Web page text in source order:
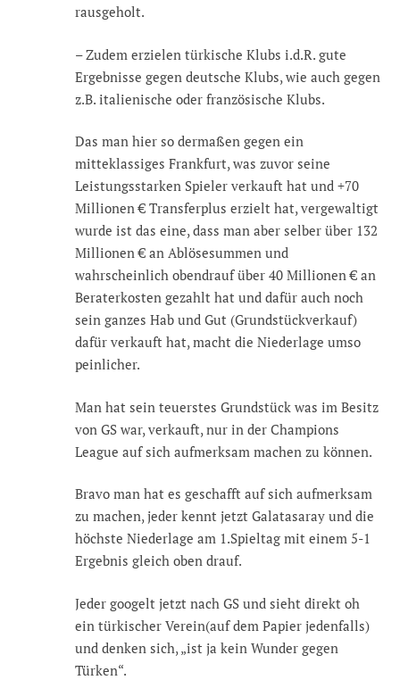
rausgeholt.
– Zudem erzielen türkische Klubs i.d.R. gute
Ergebnisse gegen deutsche Klubs, wie auch gegen
z.B. italienische oder französische Klubs.
Das man hier so dermaßen gegen ein
mitteklassiges Frankfurt, was zuvor seine
Leistungsstarken Spieler verkauft hat und +70
Millionen € Transferplus erzielt hat, vergewaltigt
wurde ist das eine, dass man aber selber über 132
Millionen € an Ablösesummen und
wahrscheinlich obendrauf über 40 Millionen € an
Beraterkosten gezahlt hat und dafür auch noch
sein ganzes Hab und Gut (Grundstückverkauf)
dafür verkauft hat, macht die Niederlage umso
peinlicher.
Man hat sein teuerstes Grundstück was im Besitz
von GS war, verkauft, nur in der Champions
League auf sich aufmerksam machen zu können.
Bravo man hat es geschafft auf sich aufmerksam
zu machen, jeder kennt jetzt Galatasaray und die
höchste Niederlage am 1.Spieltag mit einem 5-1
Ergebnis gleich oben drauf.
Jeder googelt jetzt nach GS und sieht direkt oh
ein türkischer Verein(auf dem Papier jedenfalls)
und denken sich, „ist ja kein Wunder gegen
Türken“.